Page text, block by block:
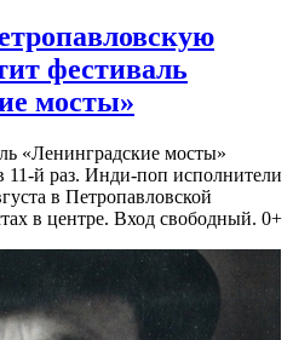
фестиваль
мосты»
«Ленинградские мосты»
11-й раз. Инди-поп исполнители
в Петропавловской
в центре. Вход свободный. 0+